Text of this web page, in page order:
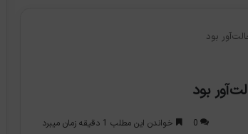
0 خواندن این مطلب 1 دقیقه زمان میبرد